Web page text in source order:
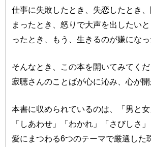
仕事に失敗したとき、失恋したとき
まったとき、怒りで大声を出したい
ったとき、もう、生きるのが嫌にな
そんなとき、この本を開いてみてくだ
寂聴さんのことばが心に沁み、心が開
本書に収められているのは、「男と女
「しあわせ」「わかれ」「さびしさ
愛にまつわる6つのテーマで厳選した